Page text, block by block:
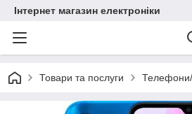
Інтернет магазин електроніки
Товари та послуги